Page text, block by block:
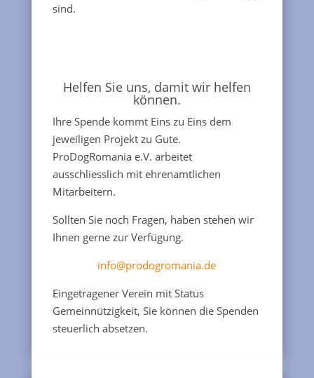
sind.
Helfen Sie uns, damit wir helfen
können.
Ihre Spende kommt Eins zu Eins dem
jeweiligen Projekt zu Gute.
ProDogRomania e.V. arbeitet
ausschliesslich mit ehrenamtlichen
Mitarbeitern.
Sollten Sie noch Fragen, haben stehen wir
Ihnen gerne zur Verfügung.
info@prodogromania.de
Eingetragener Verein mit Status
Gemeinnützigkeit, Sie können die Spenden
steuerlich absetzen.